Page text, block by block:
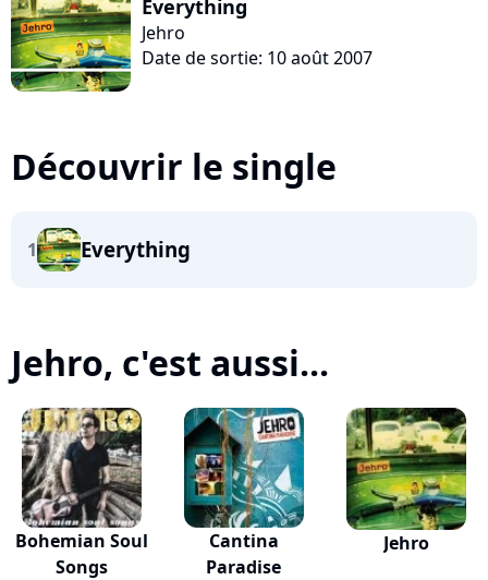
Everything
Jehro
Date de sortie: 10 août 2007
Découvrir le single
1 Everything
Jehro, c'est aussi...
Bohemian Soul
Songs
Cantina
Paradise
Jehro